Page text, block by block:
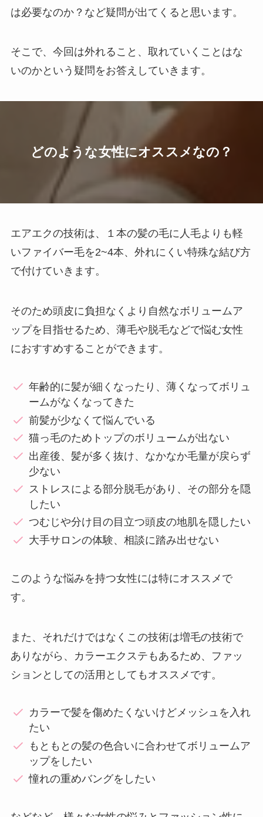
は必要なのか？など疑問が出てくると思います。
そこで、今回は外れること、取れていくことはな
いのかという疑問をお答えしていきます。
どのような女性にオススメなの？
エアエクの技術は、１本の髪の毛に人毛よりも軽
いファイバー毛を2~4本、外れにくい特殊な結び方
で付けていきます。
そのため頭皮に負担なくより自然なボリュームア
ップを目指せるため、薄毛や脱毛などで悩む女性
におすすめすることができます。
年齢的に髪が細くなったり、薄くなってボリュ
ームがなくなってきた
前髪が少なくて悩んでいる
猫っ毛のためトップのボリュームが出ない
出産後、髪が多く抜け、なかなか毛量が戻らず
少ない
ストレスによる部分脱毛があり、その部分を隠
したい
つむじや分け目の目立つ頭皮の地肌を隠したい
大手サロンの体験、相談に踏み出せない
このような悩みを持つ女性には特にオススメで
す。
また、それだけではなくこの技術は増毛の技術で
ありながら、カラーエクステもあるため、ファッ
ションとしての活用としてもオススメです。
カラーで髪を傷めたくないけどメッシュを入れ
たい
もともとの髪の色合いに合わせてボリュームア
ップをしたい
憧れの重めバングをしたい